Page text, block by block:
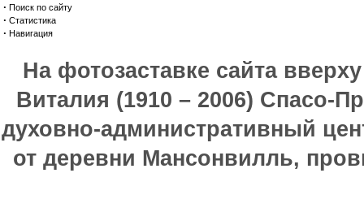
· Поиск по сайту
· Статистика
· Навигация
На фотозаставке сайта
Виталия (1910 – 2006) Спасо-
духовно-административный
от деревни Мансонвилль,